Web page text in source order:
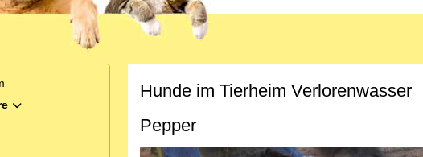
MOD_MENU_TOGGLE_SUBMENU_LABEL
Hunde im Tierheim Verlorenwasser
Pepper